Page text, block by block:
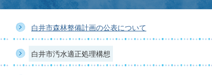
白井市森林整備計画の公表について
白井市汚水適正処理構想